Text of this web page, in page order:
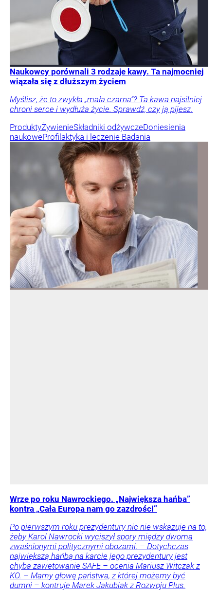
Naukowcy porównali 3 rodzaje kawy. Ta najmocniej
wiązała się z dłuższym życiem
Myślisz, że to zwykła „mała czarna”? Ta kawa najsilniej
chroni serce i wydłuża życie. Sprawdź, czy ją pijesz.
ProduktyŻywienieSkładniki odżywczeDoniesienia
naukoweProfilaktyka i leczenie Badania
Wrze po roku Nawrockiego. „Największa hańba”
kontra „Cała Europa nam go zazdrości”
Po pierwszym roku prezydentury nic nie wskazuje na to,
żeby Karol Nawrocki wyciszył spory między dwoma
zwaśnionymi politycznymi obozami. – Dotychczas
największą hańbą na karcie jego prezydentury jest
chyba zawetowanie SAFE – ocenia Mariusz Witczak z
KO. – Mamy głowę państwa, z której możemy być
dumni – kontruje Marek Jakubiak z Rozwoju Plus.